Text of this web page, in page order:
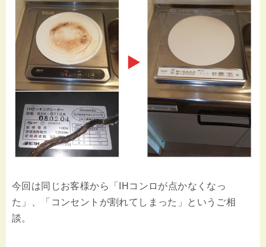
今回は同じお客様から「IHコンロが点かなくなっ
た」、「コンセントが割れてしまった」というご相
談。